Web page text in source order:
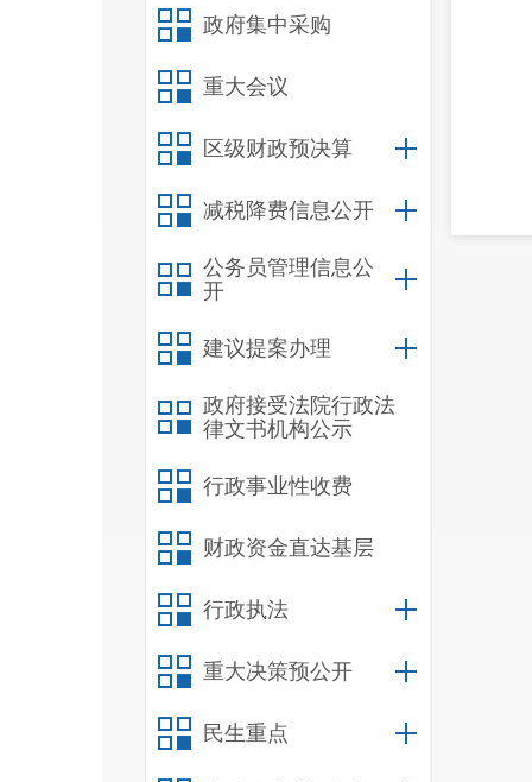
政府集中采购
重大会议
区级财政预决算
减税降费信息公开
公务员管理信息公
开
建议提案办理
政府接受法院行政法
律文书机构公示
行政事业性收费
财政资金直达基层
行政执法
重大决策预公开
民生重点